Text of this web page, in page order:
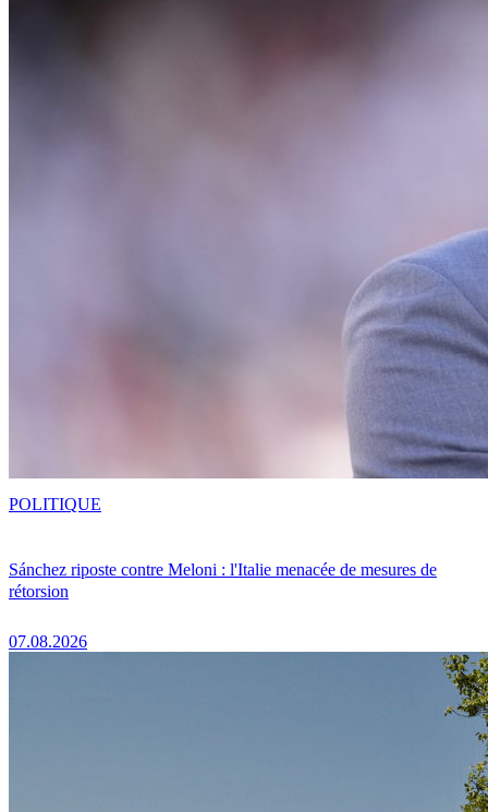
Sánchez riposte contre Meloni : l'Italie menacée de mesures de
rétorsion
07.08.2026
POLITIQUE